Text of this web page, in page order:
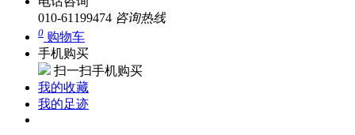
010-61199474 咨询热线
0 购物车
手机购买
扫一扫手机购买
我的收藏
我的足迹